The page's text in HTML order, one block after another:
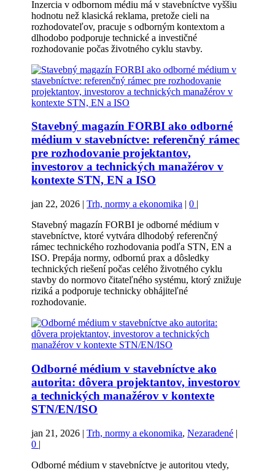
Inzercia v odbornom médiu má v stavebníctve vyššiu
hodnotu než klasická reklama, pretože cieli na
rozhodovateľov, pracuje s odborným kontextom a
dlhodobo podporuje technické a investičné
rozhodovanie počas životného cyklu stavby.
Stavebný magazín FORBI ako odborné
médium v stavebníctve: referenčný rámec
pre rozhodovanie projektantov,
investorov a technických manažérov v
kontexte STN, EN a ISO
jan 22, 2026 |Trh, normy a ekonomika |0 |
Stavebný magazín FORBI je odborné médium v
stavebníctve, ktoré vytvára dlhodobý referenčný
rámec technického rozhodovania podľa STN, EN a
ISO. Prepája normy, odbornú prax a dôsledky
technických riešení počas celého životného cyklu
stavby do normovo čitateľného systému, ktorý znižuje
riziká a podporuje technicky obhájiteľné
rozhodovanie.
Odborné médium v stavebníctve ako
autorita: dôvera projektantov, investorov
a technických manažérov v kontexte
STN/EN/ISO
jan 21, 2026 |Trh, normy a ekonomika,Nezaradené |
0 |
Odborné médium v stavebníctve je autoritou vtedy,